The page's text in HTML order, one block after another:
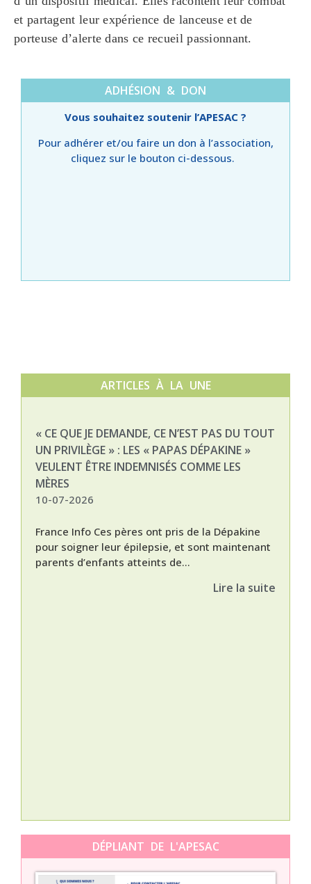
et partagent leur expérience de lanceuse et de
porteuse d’alerte dans ce recueil passionnant.
ADHÉSION & DON
Vous souhaitez soutenir l’APESAC ?
Pour adhérer et/ou faire un don à l’association,
cliquez sur le bouton ci-dessous.
ARTICLES À LA UNE
« CE QUE JE DEMANDE, CE N’EST PAS DU TOUT
UN PRIVILÈGE » : LES « PAPAS DÉPAKINE »
VEULENT ÊTRE INDEMNISÉS COMME LES
MÈRES
10-07-2026
France Info Ces pères ont pris de la Dépakine
pour soigner leur épilepsie, et sont maintenant
parents d’enfants atteints de...
Lire la suite
DÉPLIANT DE L'APESAC